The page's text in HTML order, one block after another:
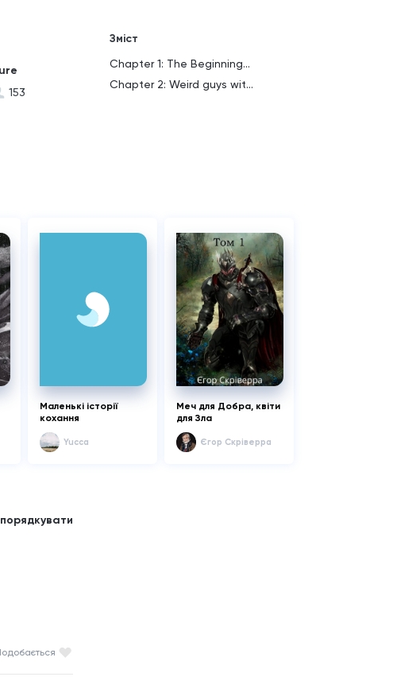
153
Зміст
Chapter 1: The Beginning...
Chapter 2: Weird guys wit...
Маленькі історії
кохання
Yucca
Меч для Добра, квіти
для Зла
Єгор Скріверра